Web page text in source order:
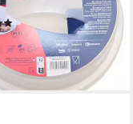
(1)
- in 4-5 Werktagen bei dir